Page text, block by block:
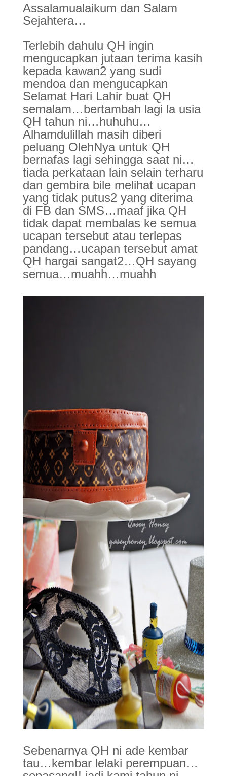
Assalamualaikum dan Salam
Sejahtera…
Terlebih dahulu QH ingin
mengucapkan jutaan terima kasih
kepada kawan2 yang sudi
mendoa dan mengucapkan
Selamat Hari Lahir buat QH
semalam…bertambah lagi la usia
QH tahun ni…huhuhu…
Alhamdulillah masih diberi
peluang OlehNya untuk QH
bernafas lagi sehingga saat ni…
tiada perkataan lain selain terharu
dan gembira bile melihat ucapan
yang tidak putus2 yang diterima
di FB dan SMS…maaf jika QH
tidak dapat membalas ke semua
ucapan tersebut atau terlepas
pandang…ucapan tersebut amat
QH hargai sangat2…QH sayang
semua…muahh…muahh
Sebenarnya QH ni ade kembar
tau…kembar lelaki perempuan…